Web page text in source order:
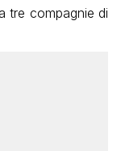
tre compagnie di